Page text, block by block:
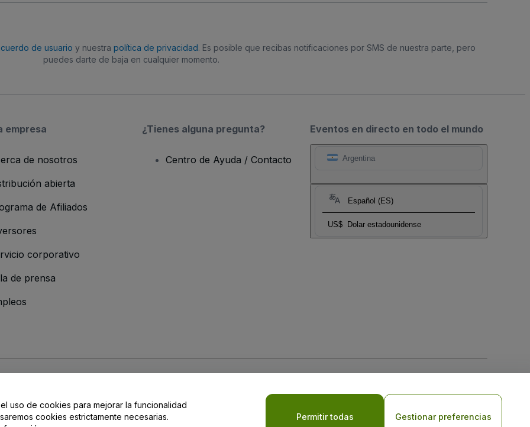
de usuario y nuestra política de privacidad. Es posible que recibas notificaciones por SMS de nuestra parte, pero
puedes darte de baja en cualquier momento.
Eventos en directo en todo el mundo
Argentina
Español (ES)
US$ Dolar estadounidense
empresa
de nosotros
abierta
de Afiliados
corporativo
de prensa
¿Tienes alguna pregunta?
Centro de Ayuda / Contacto
y de laPolítica de Privacidad para Móviles
uso de cookies para mejorar la funcionalidad
cookies estrictamente necesarias.
Permitir todas Gestionar preferencias